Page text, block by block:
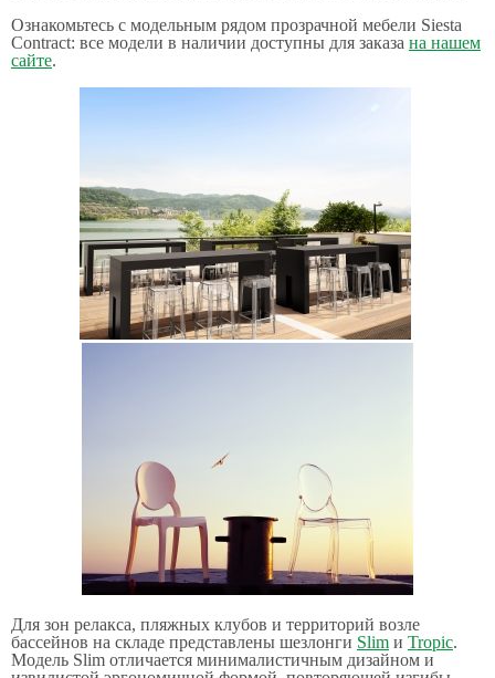
Ознакомьтесь с модельным рядом прозрачной мебели Siesta
Contract: все модели в наличии доступны для заказа на нашем
сайте.
Для зон релакса, пляжных клубов и территорий возле
бассейнов на складе представлены шезлонги Slim и Tropic.
Модель Slim отличается минималистичным дизайном и